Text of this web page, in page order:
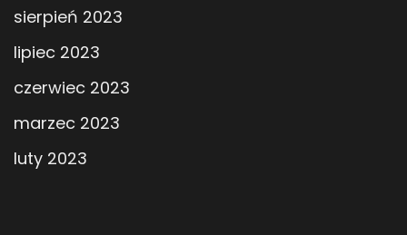
sierpień 2023
lipiec 2023
czerwiec 2023
marzec 2023
luty 2023